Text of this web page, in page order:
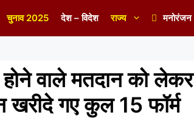
चुनाव 2025 देश – विदेश राज्य मनोरंजन
वाले मतदान को
खरीदे गए कुल 15 फॉर्म